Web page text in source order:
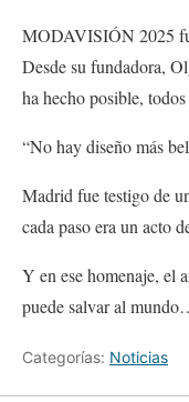
MODAVISIÓN 2025
Desde su fundadora,
ha hecho posible,
“No hay diseño más
Madrid fue testigo de
cada paso era un acto
Y en ese homenaje, el
puede salvar al
Categorías: Noticias